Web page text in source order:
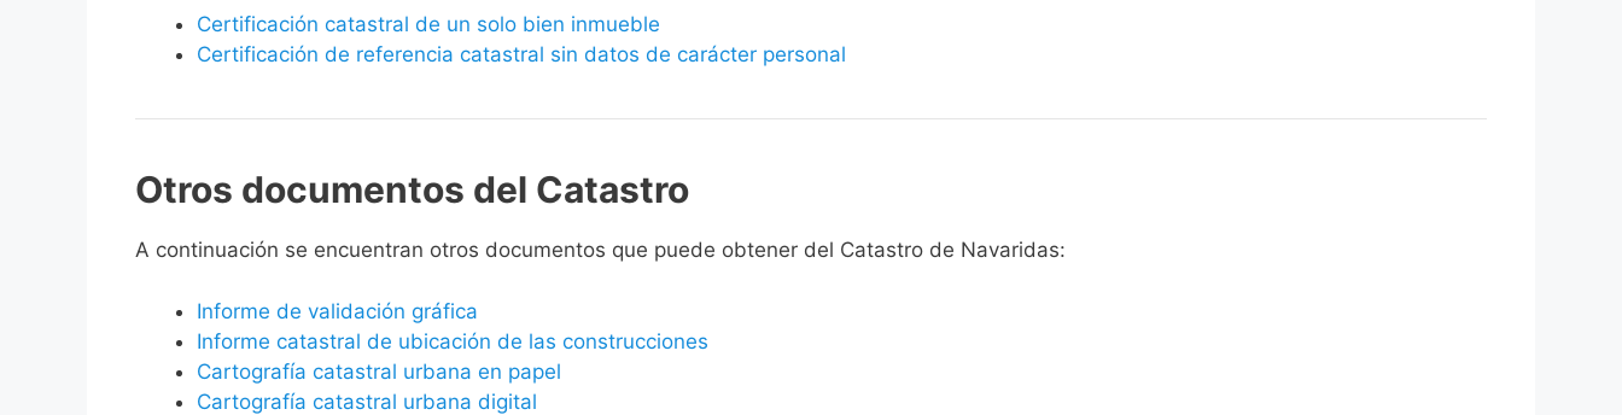
Certificación catastral de un solo bien inmueble
Certificación de referencia catastral sin datos de carácter personal
Otros documentos del Catastro
A continuación se encuentran otros documentos que puede obtener del Catastro de Navaridas:
Informe de validación gráfica
Informe catastral de ubicación de las construcciones
Cartografía catastral urbana en papel
Cartografía catastral urbana digital